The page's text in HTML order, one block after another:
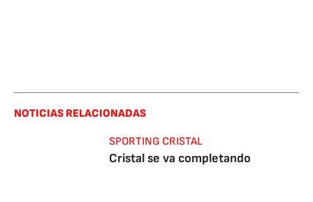
NOTICIAS RELACIONADAS
SPORTING CRISTAL
Cristal se va completando